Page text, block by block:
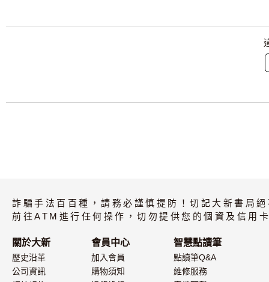
詐騙手法百百種，請務必謹慎提防！切記大新書局
前往ATM進行任何操作，切勿提供您的個資及信用
關於大新
歷史沿革
公司資訊
會員中心
加入會員
購物須知
智慧點讀筆
點讀筆Q&A
維修服務